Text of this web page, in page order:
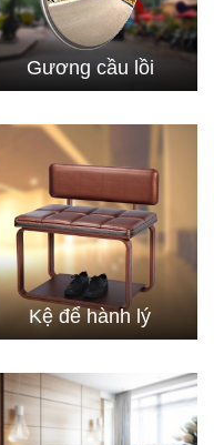
Gương cầu lồi
Kệ để hành lý